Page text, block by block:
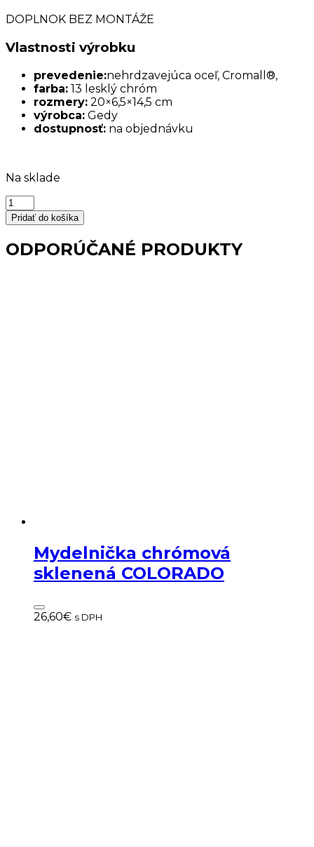
DOPLNOK BEZ MONTÁŽE
Vlastnosti výrobku
prevedenie:nehrdzavejúca oceľ, Cromall®,
farba: 13 lesklý chróm
rozmery: 20×6,5×14,5 cm
výrobca: Gedy
dostupnosť: na objednávku
Na sklade
množstvo
Držiak
na
uterák
chrómový
Pridať do košíka
ODPORÚČANÉ PRODUKTY
Mydelnička chrómová
sklenená COLORADO
26,60€ s DPH